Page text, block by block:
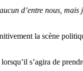
d’entre nous,
la scène
s’agira de